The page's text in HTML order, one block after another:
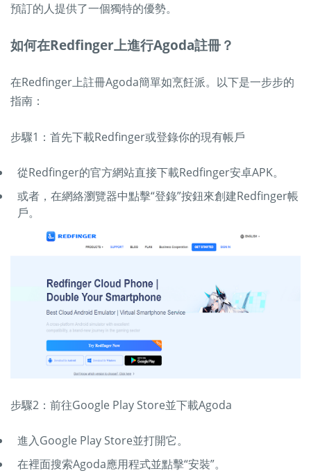
預訂的人提供了一個獨特的優勢。
如何在Redfinger上進行Agoda註冊？
在Redfinger上註冊Agoda簡單如烹飪派。以下是一步步的
指南：
步驟1：首先下載Redfinger或登錄你的現有帳戶
從Redfinger的官方網站直接下載Redfinger安卓APK。
或者，在網絡瀏覽器中點擊“登錄”按鈕來創建Redfinger帳
戶。
步驟2：前往Google Play Store並下載Agoda
進入Google Play Store並打開它。
在裡面搜索Agoda應用程式並點擊“安裝”。